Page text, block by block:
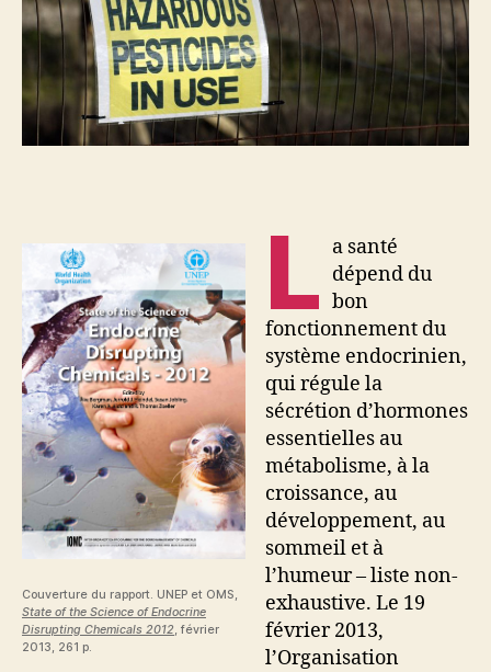
futures
Couverture du rapport. UNEP et OMS,
State of the Science of Endocrine
Disrupting Chemicals 2012, février
2013, 261 p.
L a santé
dépend du
bon
fonctionnement du
système endocrinien,
qui régule la
sécrétion d’hormones
essentielles au
métabolisme, à la
croissance, au
développement, au
sommeil et à
l’humeur – liste non-
exhaustive. Le 19
février 2013,
l’Organisation